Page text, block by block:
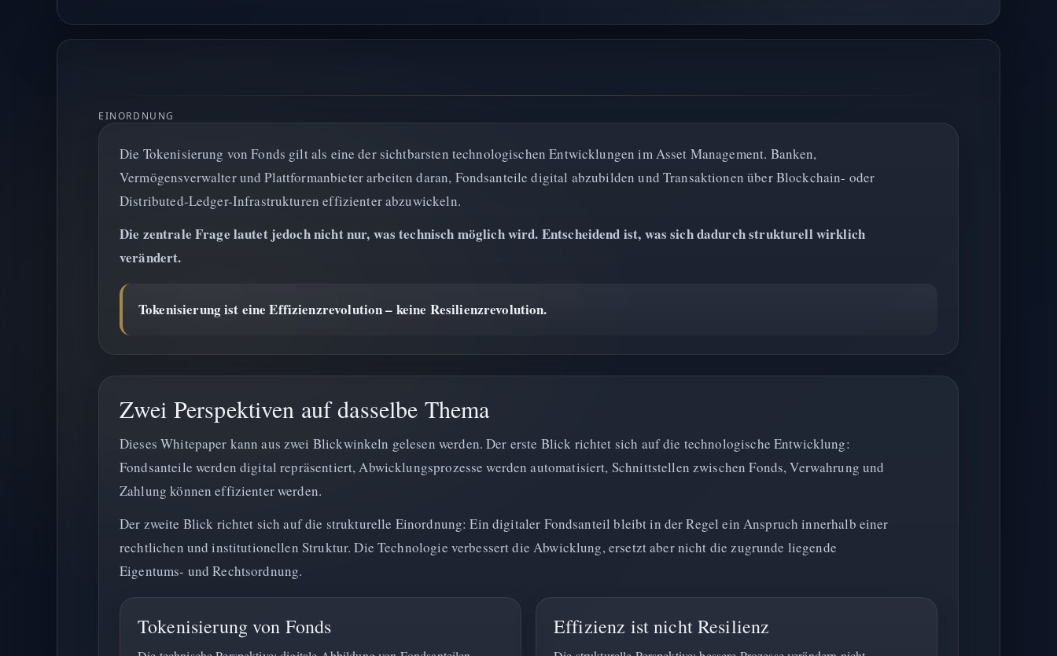
EINORDNUNG
Die Tokenisierung von Fonds gilt als eine der sichtbarsten technologischen Entwicklungen im Asset Management. Banken,
Vermögensverwalter und Plattformanbieter arbeiten daran, Fondsanteile digital abzubilden und Transaktionen über Blockchain- oder
Distributed-Ledger-Infrastrukturen effizienter abzuwickeln.
Die zentrale Frage lautet jedoch nicht nur, was technisch möglich wird. Entscheidend ist, was sich dadurch strukturell wirklich
verändert.
Tokenisierung ist eine Effizienzrevolution – keine Resilienzrevolution.
Zwei Perspektiven auf dasselbe Thema
Dieses Whitepaper kann aus zwei Blickwinkeln gelesen werden. Der erste Blick richtet sich auf die technologische Entwicklung:
Fondsanteile werden digital repräsentiert, Abwicklungsprozesse werden automatisiert, Schnittstellen zwischen Fonds, Verwahrung und
Zahlung können effizienter werden.
Der zweite Blick richtet sich auf die strukturelle Einordnung: Ein digitaler Fondsanteil bleibt in der Regel ein Anspruch innerhalb einer
rechtlichen und institutionellen Struktur. Die Technologie verbessert die Abwicklung, ersetzt aber nicht die zugrunde liegende
Eigentums- und Rechtsordnung.
Tokenisierung von Fonds Effizienz ist nicht Resilienz